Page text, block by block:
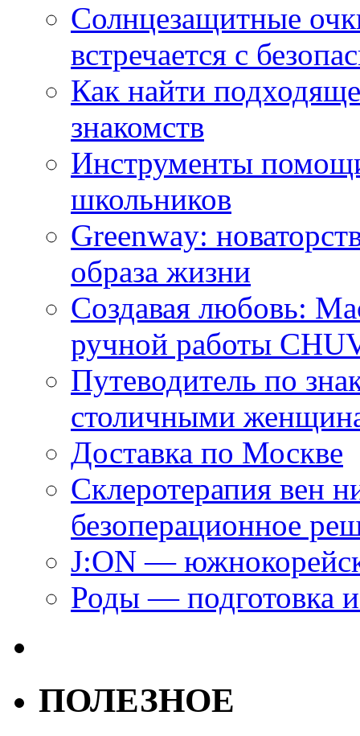
Солнцезащитные
встречается с
Как найти
знакомств
Инструменты
школьников
Greenway:
образа жизни
Создавая любовь:
ручной работы
Путеводитель по
столичными
Доставка по Москве
Склеротерапия вен
безоперационное
J:ON —
Роды — подготовка
ПОЛЕЗНОЕ